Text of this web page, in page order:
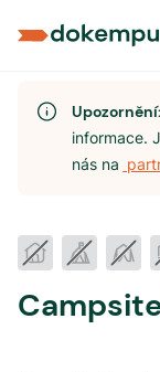
informace.
nás na